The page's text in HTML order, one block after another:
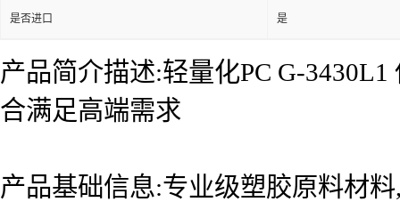
是否进口 是
产品简介描述:轻量化PC G-
合满足高端需求
产品基础信息:专业级塑胶原料材